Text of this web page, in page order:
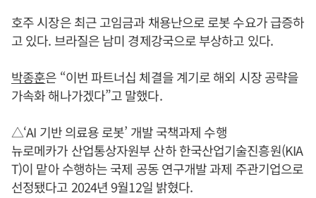
호주 시장은 최근 고임금과 채용난으로 로봇 수요가 급증하
고 있다. 브라질은 남미 경제강국으로 부상하고 있다.
박종훈은 “이번 파트너십 체결을 계기로 해외 시장 공략을
가속화 해나가겠다”고 말했다.
△‘AI 기반 의료용 로봇’ 개발 국책과제 수행
뉴로메카가 산업통상자원부 산하 한국산업기술진흥원(KIA
T)이 맡아 수행하는 국제 공동 연구개발 과제 주관기업으로
선정됐다고 2024년 9월12일 밝혔다.